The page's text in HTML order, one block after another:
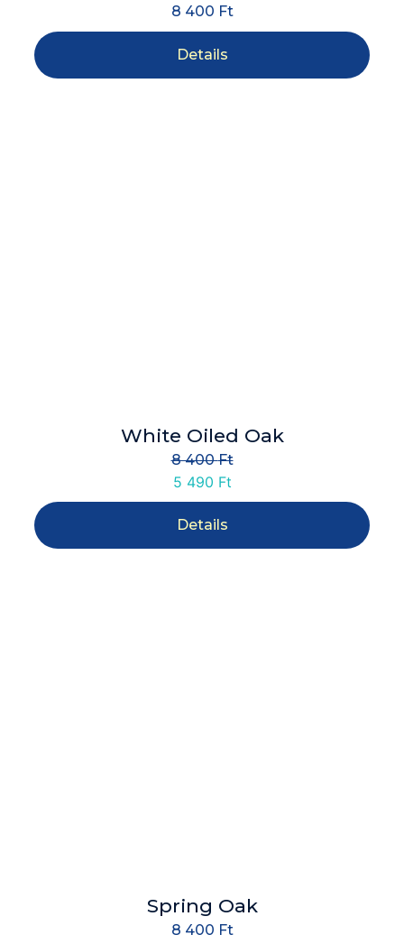
8 400 Ft
Details
White Oiled Oak
8 400Ft
5 490 Ft
Details
Spring Oak
8 400 Ft